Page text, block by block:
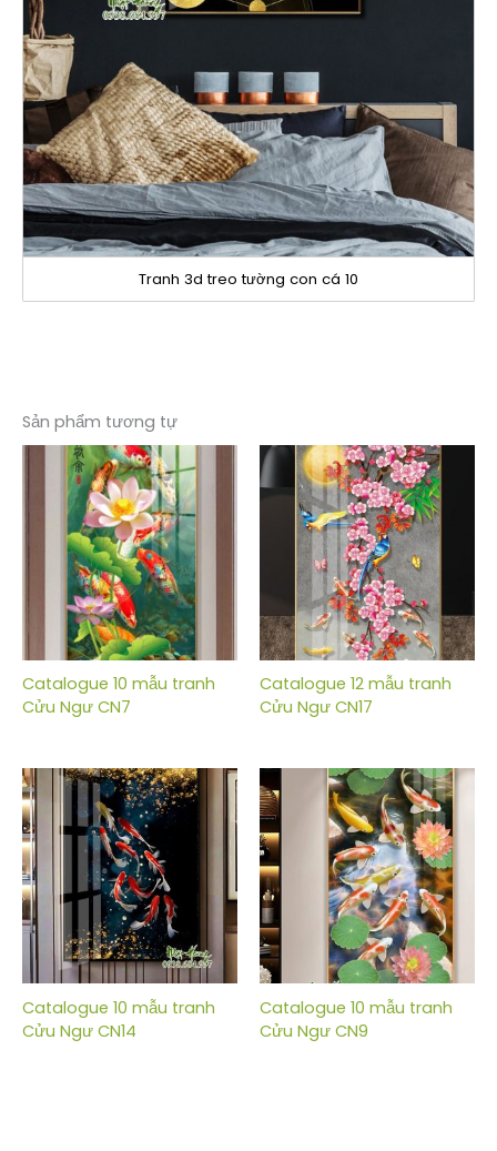
Tranh 3d treo tường con cá 10
Sản phẩm tương tự
Catalogue 10 mẫu tranh
Cửu Ngư CN7
Catalogue 12 mẫu tranh
Cửu Ngư CN17
Catalogue 10 mẫu tranh
Cửu Ngư CN14
Catalogue 10 mẫu tranh
Cửu Ngư CN9